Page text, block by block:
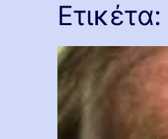
Ετικέτα: